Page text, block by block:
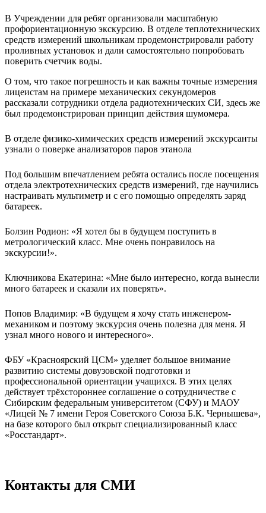
В Учреждении для ребят организовали масштабную
профориентационную экскурсию. В отделе теплотехнических
средств измерений школьникам продемонстрировали работу
проливных установок и дали самостоятельно попробовать
поверить счетчик воды.
О том, что такое погрешность и как важны точные измерения
лицеистам на примере механических секундомеров
рассказали сотрудники отдела радиотехнических СИ, здесь же
был продемонстрирован принцип действия шумомера.
В отделе физико-химических средств измерений экскурсанты
узнали о поверке анализаторов паров этанола
Под большим впечатлением ребята остались после посещения
отдела электротехнических средств измерений, где научились
настраивать мультиметр и с его помощью определять заряд
батареек.
Болзин Родион: «Я хотел бы в будущем поступить в
метрологический класс. Мне очень понравилось на
экскурсии!».
Ключникова Екатерина: «Мне было интересно, когда вынесли
много батареек и сказали их поверять».
Попов Владимир: «В будущем я хочу стать инженером-
механиком и поэтому экскурсия очень полезна для меня. Я
узнал много нового и интересного».
ФБУ «Красноярский ЦСМ» уделяет большое внимание
развитию системы довузовской подготовки и
профессиональной ориентации учащихся. В этих целях
действует трёхстороннее соглашение о сотрудничестве с
Сибирским федеральным университетом (СФУ) и МАОУ
«Лицей № 7 имени Героя Советского Союза Б.К. Чернышева»,
на базе которого был открыт специализированный класс
«Росстандарт».
Контакты для СМИ